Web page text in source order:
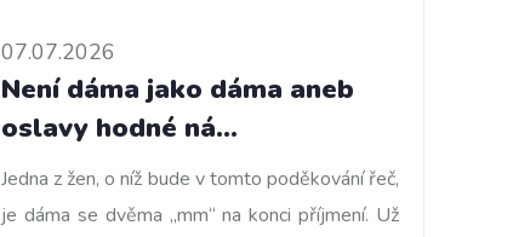
07.07.2026
Není dáma jako dáma aneb
oslavy hodné ná…
Jedna z žen, o níž bude v tomto poděkování řeč,
je dáma se dvěma „mm“ na konci příjmení. Už